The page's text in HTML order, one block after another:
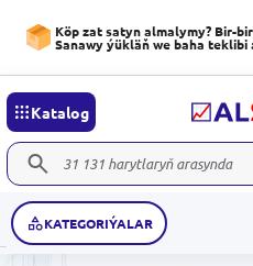
Köp zat satyn almalymy? Bir-
Sanawy ýükläň we baha teklibi
Katalog
KATEGORIÝALAR